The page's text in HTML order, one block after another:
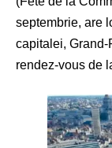
septembrie, are
capitalei, Grand-
rendez-vous de